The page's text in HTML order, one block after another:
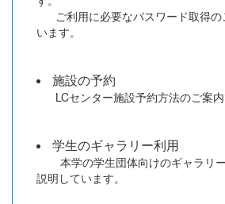
ご利用に必要なパスワード取得の
います。
施設の予約
LCセンター施設予約方法のご案内
学生のギャラリー利用
本学の学生団体向けのギャラリ
説明しています。